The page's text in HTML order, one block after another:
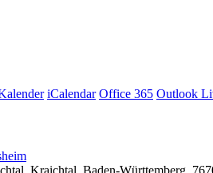
iCalendar Office 365 Outlook
Kraichtal, Baden-Württemberg,